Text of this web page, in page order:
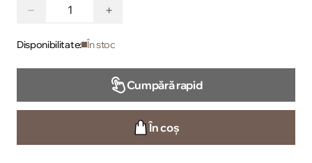
− +
Disponibilitate: În stoc
Cumpără rapid
În coș